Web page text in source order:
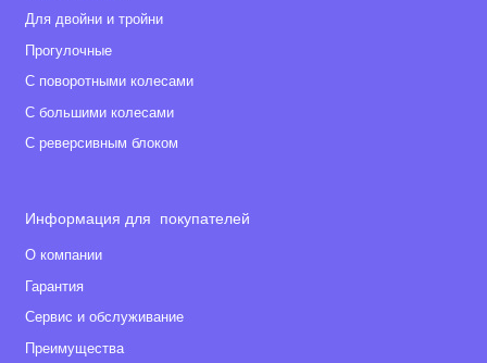
Для двойни и тройни
Прогулочные
С поворотными колесами
С большими колесами
С реверсивным блоком
Информация для покупателей
О компании
Гарантия
Сервис и обслуживание
Преимущества